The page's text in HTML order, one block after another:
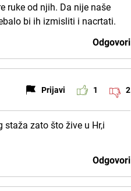
ruke od njih. Da nije naše
bi ih izmisliti i nacrtati.
Odgovori
Prijavi 1 2
staža zato što žive u Hr,i
Odgovori